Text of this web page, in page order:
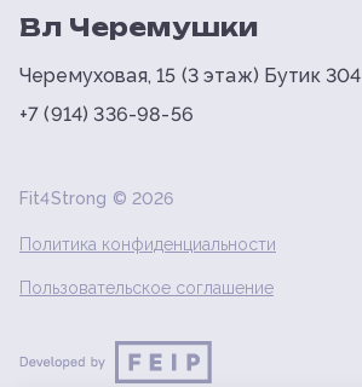
Вл Черемушки
Черемуховая, 15 (3 этаж) Бутик 304
+7 (914) 336-98-56
Fit4Strong © 2026
Политика конфиденциальности
Пользовательское соглашение